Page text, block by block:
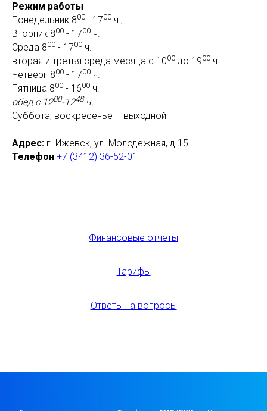
Режим работы
Понедельник 800 - 1700 ч.,
Вторник 800 - 1700 ч.
Среда 800 - 1700 ч.
вторая и третья среда месяца с 1000 до 1900 ч.
Четверг 800 - 1700 ч.
Пятница 800 - 1600 ч.
обед с 1200-1248ч.
Суббота, воскресенье – выходной
Адрес: г. Ижевск, ул. Молодежная, д.15
Телефон +7 (3412) 36-52-01
Финансовые отчеты
Тарифы
Ответы на вопросы